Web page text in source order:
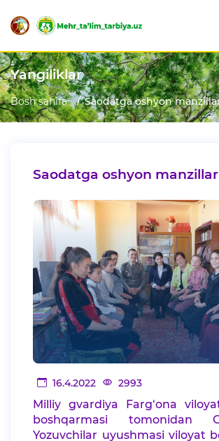
Yangiliklar
Bosh sahifa Saodatga oshyon
Saodatga oshyon
16.4.2022 2993
Milliy gvardiya Farg‘ona
boshqarmasi tomonidan
Yozuvchilar uyushmasi viloyat